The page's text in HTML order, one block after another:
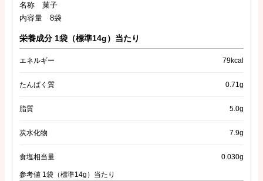
名称 菓子
内容量 8袋
栄養成分 1袋（標準14g）当たり
エネルギー 79kcal
たんぱく質 0.71g
脂質 5.0g
炭水化物 7.9g
食塩相当量 0.030g
参考値 1袋（標準14g）当たり